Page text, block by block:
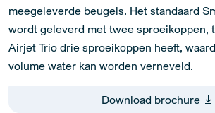
meegeleverde beugels. Het standaard
wordt geleverd met twee sproeikoppen,
Airjet Trio drie sproeikoppen heeft,
volume water kan worden verneveld.
Download brochure